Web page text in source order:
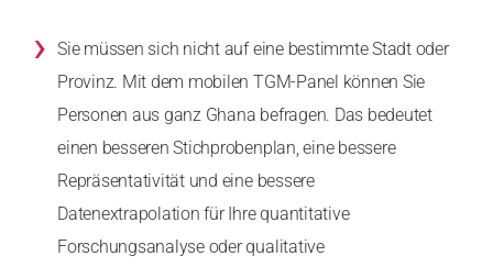
› Sie müssen sich nicht auf eine bestimmte Stadt oder
Provinz. Mit dem mobilen TGM-Panel können Sie
Personen aus ganz Ghana befragen. Das bedeutet
einen besseren Stichprobenplan, eine bessere
Repräsentativität und eine bessere
Datenextrapolation für Ihre quantitative
Forschungsanalyse oder qualitative